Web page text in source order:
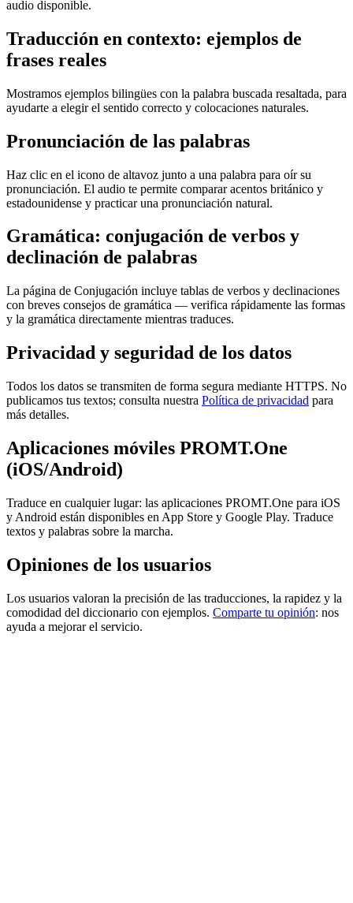
audio disponible.
Traducción en contexto: ejemplos de
frases reales
Mostramos ejemplos bilingües con la palabra buscada resaltada, para
ayudarte a elegir el sentido correcto y colocaciones naturales.
Pronunciación de las palabras
Haz clic en el icono de altavoz junto a una palabra para oír su
pronunciación. El audio te permite comparar acentos británico y
estadounidense y practicar una pronunciación natural.
Gramática: conjugación de verbos y
declinación de palabras
La página de Conjugación incluye tablas de verbos y declinaciones
con breves consejos de gramática — verifica rápidamente las formas
y la gramática directamente mientras traduces.
Privacidad y seguridad de los datos
Todos los datos se transmiten de forma segura mediante HTTPS. No
publicamos tus textos; consulta nuestra Política de privacidad para
más detalles.
Aplicaciones móviles PROMT.One
(iOS/Android)
Traduce en cualquier lugar: las aplicaciones PROMT.One para iOS
y Android están disponibles en App Store y Google Play. Traduce
textos y palabras sobre la marcha.
Opiniones de los usuarios
Los usuarios valoran la precisión de las traducciones, la rapidez y la
comodidad del diccionario con ejemplos. Comparte tu opinión: nos
ayuda a mejorar el servicio.